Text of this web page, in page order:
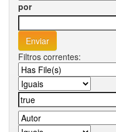
por
Filtros correntes: